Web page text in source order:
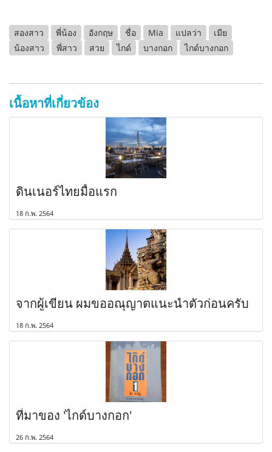
สองสาว พี่น้อง อังกฤษ ชื่อ Mia แปลว่า
เมีย
น้องสาว
พี่สาว สวย ไกด์ บางกอก ไกด์บางกอก
เนื้อหาที่เกี่ยวข้อง
ดินเนอร์ไทยมื้อแรก
18 ก.พ. 2564
จากผู้เขียน ผมขออณุญาตแนะนำตัวก่อนครับ
18 ก.พ. 2564
ที่มาของ 'ไกด์บางกอก'
26 ก.พ. 2564